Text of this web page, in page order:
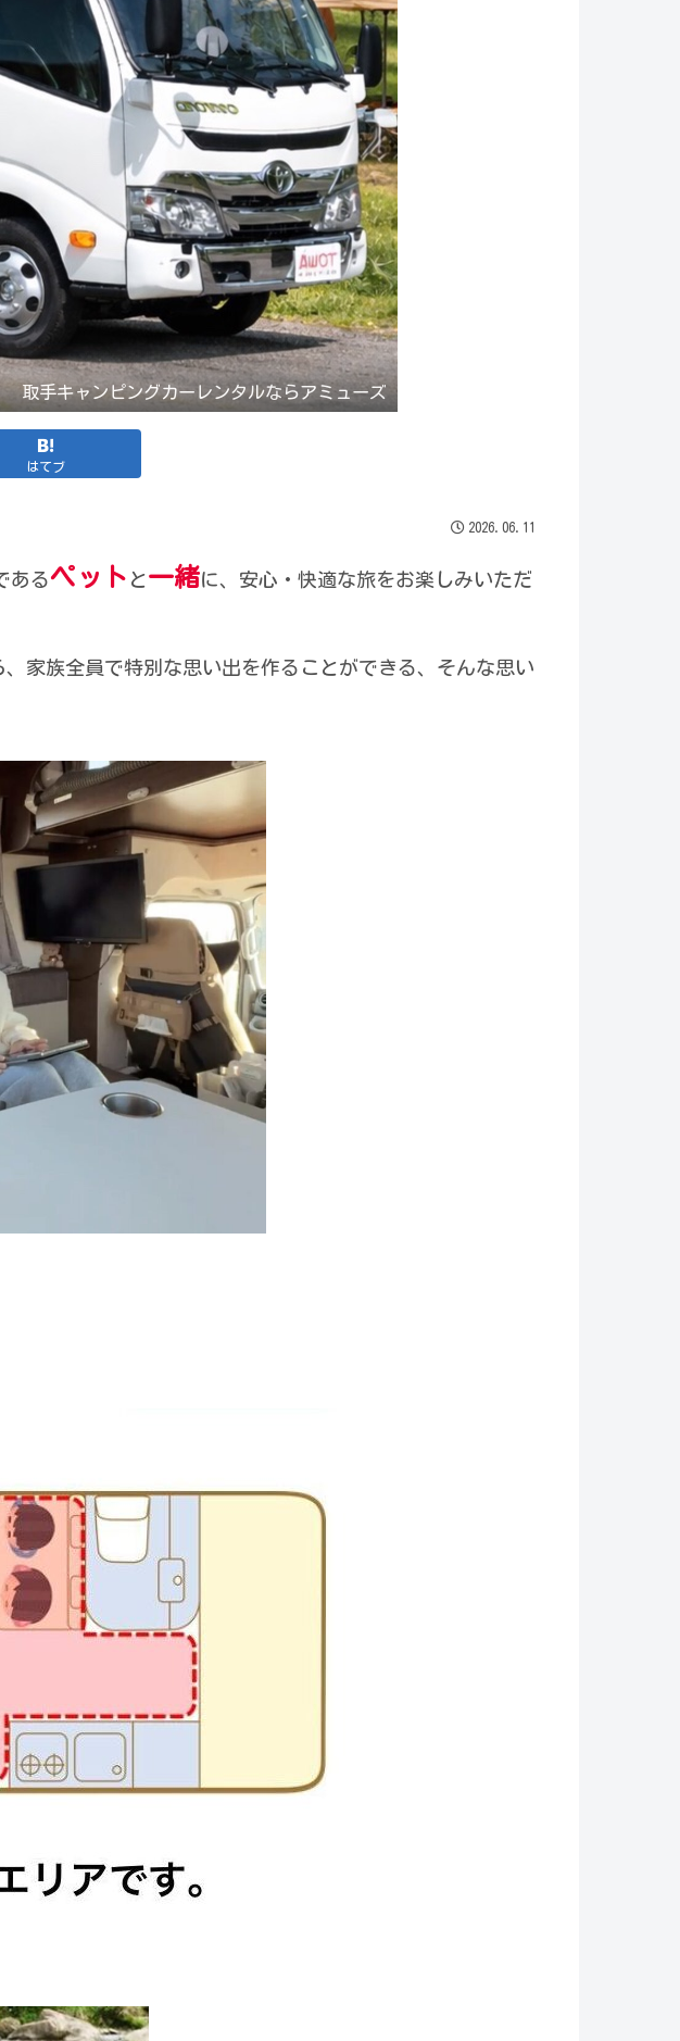
取手キャンピングカーレンタルならアミューズ
はてブ
2026.06.11
あるペット と一緒に、安心・快適な旅をお楽しみいただ
、家族全員で特別な思い出を作ることができる、そんな思い